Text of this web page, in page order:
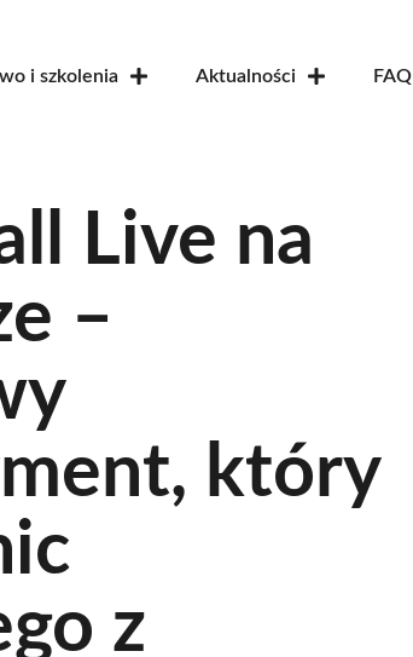
i szkolenia Aktualności FAQ
Live na
–
który
z